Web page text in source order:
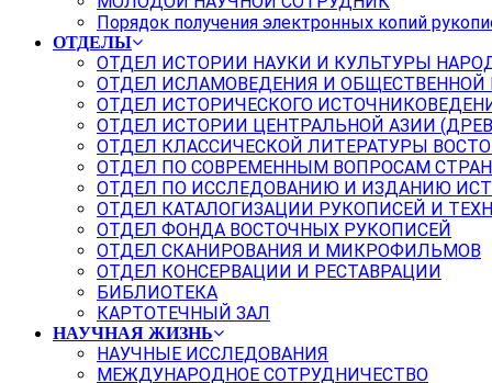
Порядок получения электронных копий
ОТДЕЛЫ
ОТДЕЛ ИСТОРИИ НАУКИ И КУЛЬТУРЫ
ОТДЕЛ ИСЛАМОВЕДЕНИЯ И
ОТДЕЛ ИСТОРИЧЕСКОГО
ОТДЕЛ ИСТОРИИ ЦЕНТРАЛЬНОЙ АЗИИ
ОТДЕЛ КЛАССИЧЕСКОЙ ЛИТЕРАТУРЫ
ОТДЕЛ ПО СОВРЕМЕННЫМ ВОПРОСАМ
ОТДЕЛ ПО ИССЛЕДОВАНИЮ И ИЗДАНИЮ
ОТДЕЛ КАТАЛОГИЗАЦИИ РУКОПИСЕЙ И
ОТДЕЛ ФОНДА ВОСТОЧНЫХ РУКОПИСЕЙ
ОТДЕЛ СКАНИРОВАНИЯ И МИКРОФИЛЬМОВ
ОТДЕЛ КОНСЕРВАЦИИ И РЕСТАВРАЦИИ
БИБЛИОТЕКА
КАРТОТЕЧНЫЙ ЗАЛ
НАУЧНАЯ ЖИЗНЬ
НАУЧНЫЕ ИССЛЕДОВАНИЯ
МЕЖДУНАРОДНОЕ СОТРУДНИЧЕСТВО